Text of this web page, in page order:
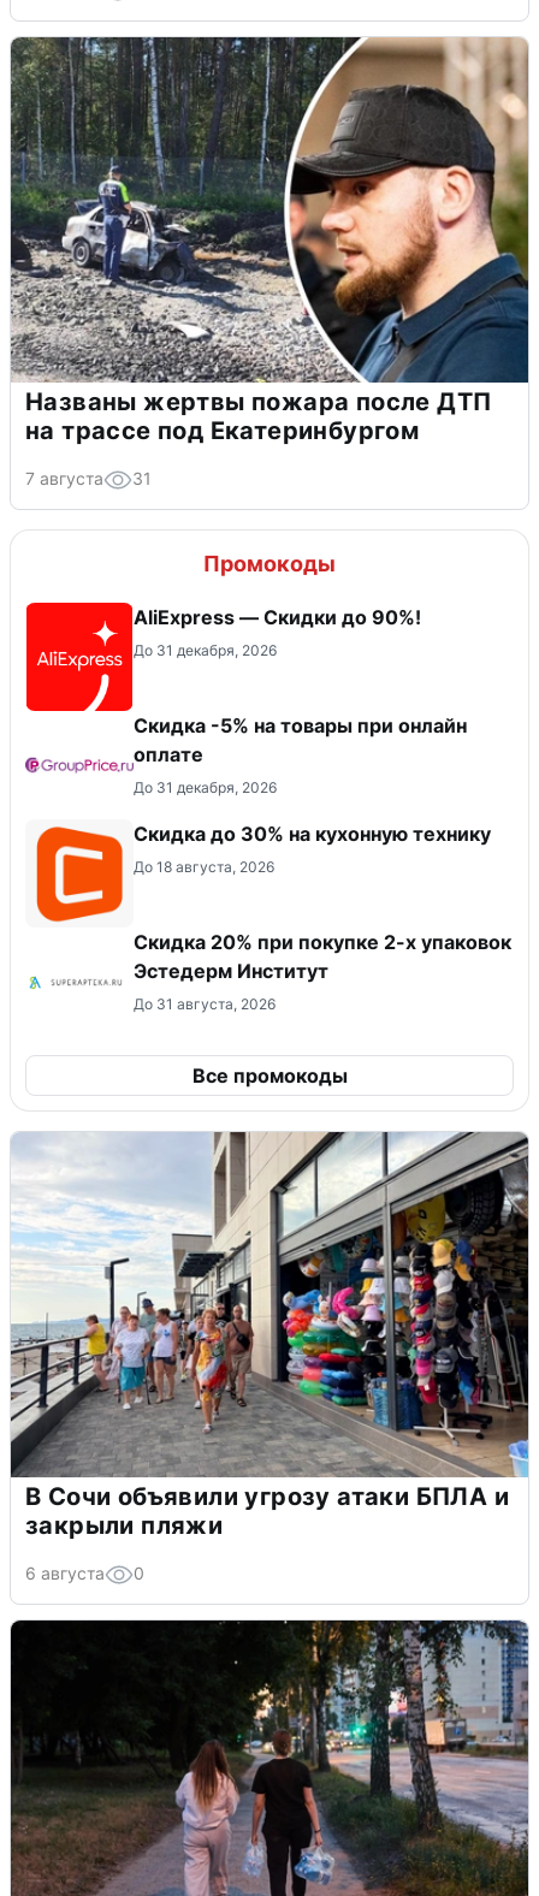
Названы жертвы пожара после ДТП
на трассе под Екатеринбургом
7 августа 31
Промокоды
AliExpress — Скидки до 90%!
До 31 декабря, 2026
​Скидка -5% на товары при онлайн
оплате
До 31 декабря, 2026
Скидка до 30% на кухонную технику
До 18 августа, 2026
Скидка 20% при покупке 2-х упаковок
Эстедерм Институт
До 31 августа, 2026
Все промокоды
В Сочи объявили угрозу атаки БПЛА и
закрыли пляжи
6 августа 0